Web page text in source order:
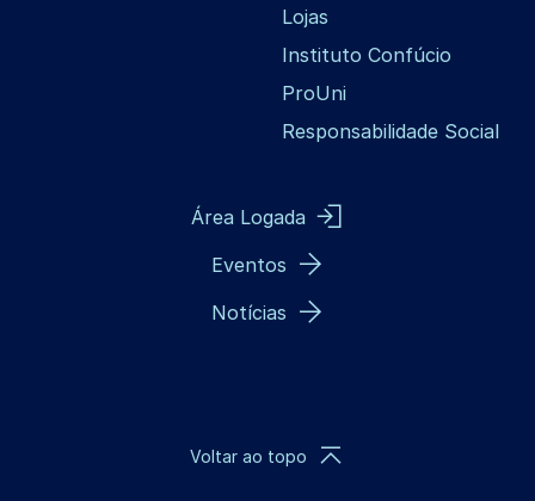
Lojas
Instituto Confúcio
ProUni
Responsabilidade Social
Área Logada
Eventos
Notícias
Voltar ao topo